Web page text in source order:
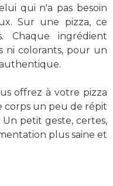
qui n'a pas besoin
Sur une pizza, ce
Chaque ingrédient
ni colorants, pour un
offrez à votre pizza
corps un peu de répit
petit geste, certes,
plus saine et